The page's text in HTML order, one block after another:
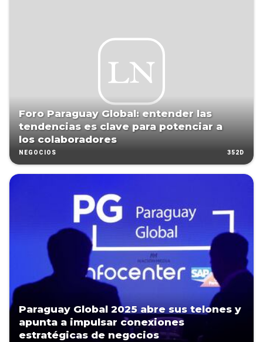
Foro Paraguay Global: entender las
tendencias es clave para potenciar a
los colaboradores
NEGOCIOS 352D
Paraguay Global 2025 abre sus telones y
apunta a impulsar conexiones
estratégicas de negocios